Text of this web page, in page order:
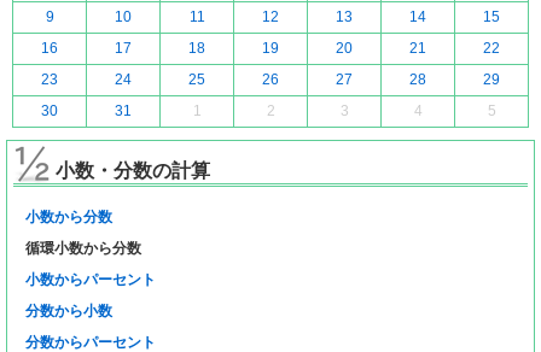
9
10 11 12 13 14
15
16
17 18 19 20 21
22
23
24 25 26 27 28
29
30
31 1 2 3 4 5
小数・分数の計算
小数から分数
循環小数から分数
小数からパーセント
分数から小数
分数からパーセント